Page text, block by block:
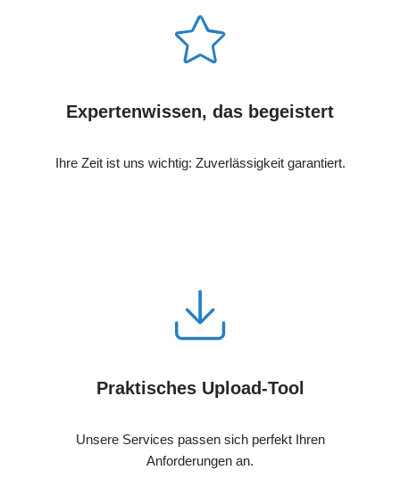
Expertenwissen, das begeistert
Ihre Zeit ist uns wichtig: Zuverlässigkeit garantiert.
Praktisches Upload-Tool
Unsere Services passen sich perfekt Ihren
Anforderungen an.